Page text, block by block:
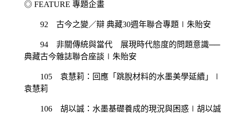
◎ FEATURE 專題企畫
92 古今之變／辯 典藏30週年聯合專題∣朱貽安
94 非關傳統與當代 展現時代態度的問題意識──
典藏古今雜誌聯合座談∣朱貽安
105 袁慧莉：回應「跳脫材料的水墨美學延續」∣
袁慧莉
106 胡以誠：水墨基礎養成的現況與困惑∣胡以誠